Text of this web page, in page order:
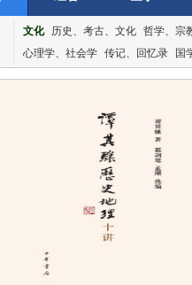
文化 历史、考古、文化 哲学、宗
心理学、社会学 传记、回忆录 国